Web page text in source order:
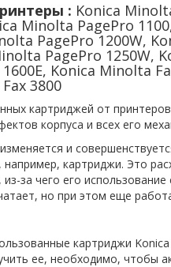
: Konica
Minolta PagePro
PagePro 1200W,
PagePro 1250W,
Konica Minolta
3800
картриджей от
корпуса и всех его
и
картриджи. Это
из-за чего его
но при этом еще
картриджи
ее, необходимо, чтобы